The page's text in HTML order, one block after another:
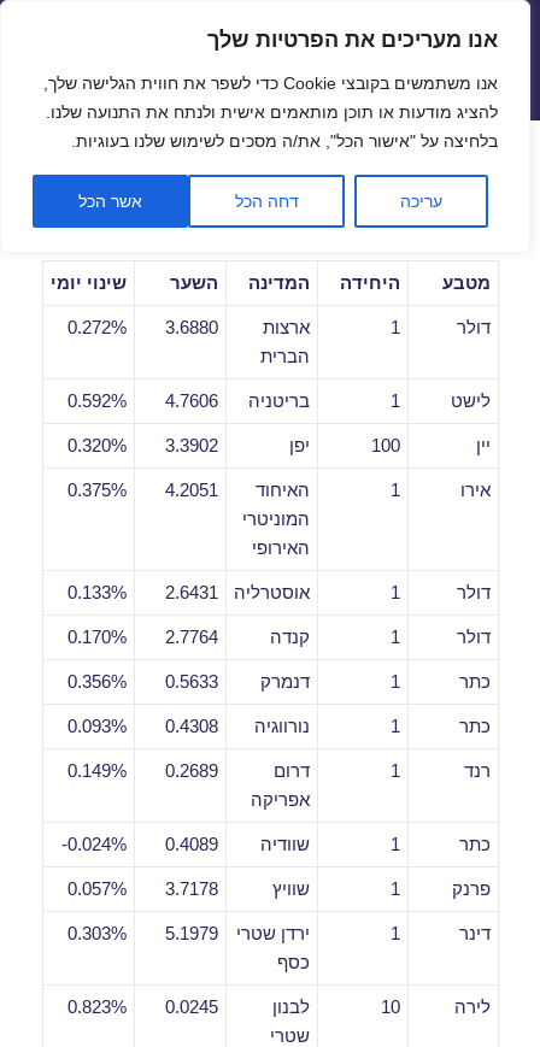
פתח
אנו מעריכים את הפרטיות שלך
אנו משתמשים בקובצי Cookie כדי לשפר את חווית הגלישה שלך,
להציג מודעות או תוכן מותאמים אישית ולנתח את התנועה שלנו.
בלחיצה על "אישור הכל", את/ה מסכים לשימוש שלנו בעוגיות.
עריכה דחה הכל אשר הכל
שערי חליפין יציגים – שער יציג
תפריטים
ווידג'טים
שערי חליפין יומיים לתאריך
17/01/2019
מטבע היחידה המדינה השער שינוי יומי
דולר 1
ארצות
הברית
3.6880
0.272%
לישט 1 בריטניה 4.7606
0.592%
יין 100 יפן 3.3902
0.320%
אירו 1
האיחוד
המוניטרי
האירופי
4.2051
0.375%
דולר 1 אוסטרליה 2.6431
0.133%
דולר 1 קנדה 2.7764
0.170%
כתר 1 דנמרק 0.5633
0.356%
כתר 1 נורווגיה 0.4308
0.093%
רנד 1
דרום
אפריקה
0.2689
0.149%
כתר 1 שוודיה 0.4089
0.024%-
פרנק 1 שוויץ 3.7178
0.057%
דינר 1
ירדן שטרי
כסף
5.1979
0.303%
לירה 10
לבנון
שטרי
0.0245
0.823%